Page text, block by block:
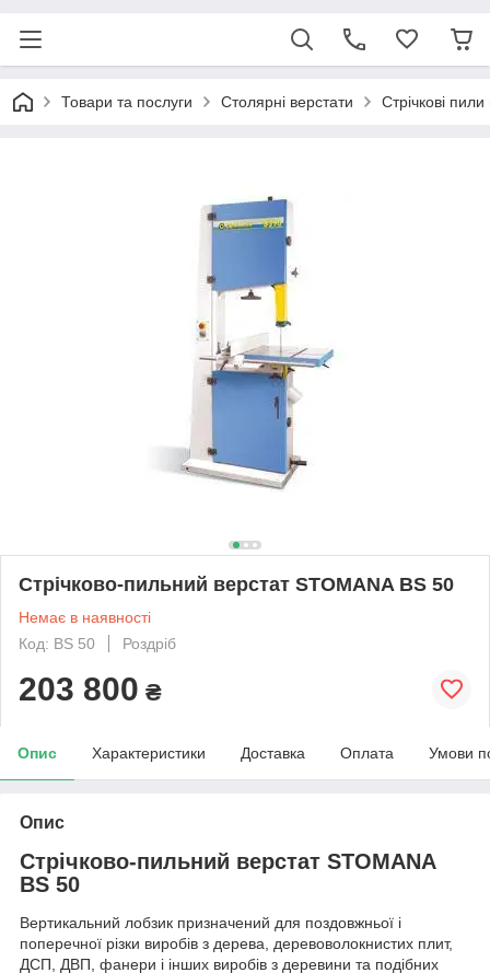
Товари та послуги Столярні верстати Cтрічкові
Стрічково-пильний верстат STOMANA BS 50
Немає в наявності
Код: BS 50
Роздріб
203 800 ₴
Опис Характеристики Доставка Оплата Умови
Опис
Стрічково-пильний верстат STOMANA
BS 50
Вертикальний лобзик призначений для поздовжньої і
поперечної різки виробів з дерева, деревоволокнистих плит,
ДСП, ДВП, фанери і інших виробів з деревини та подібних